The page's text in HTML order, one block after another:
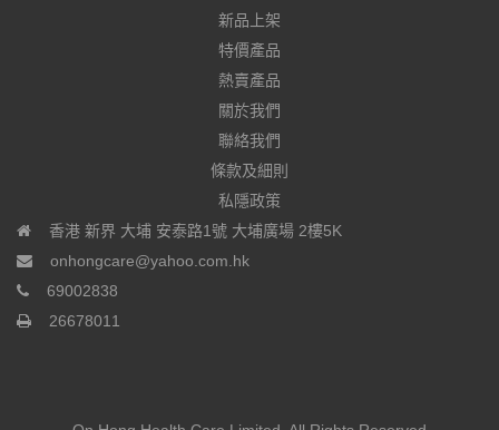
新品上架
特價產品
熱賣產品
關於我們
聯絡我們
條款及細則
私隱政策
香港 新界 大埔 安泰路1號 大埔廣場 2樓5K
onhongcare@yahoo.com.hk
69002838
26678011